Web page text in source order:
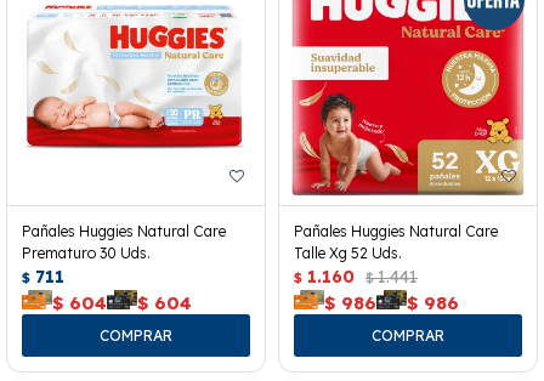
Pañales Huggies Natural Care
Prematuro 30 Uds.
$ 711
$ 604 $ 604
Pañales Huggies Natural Care
Talle Xg 52 Uds.
$ 1.160 $ 1.441
$ 986 $ 986